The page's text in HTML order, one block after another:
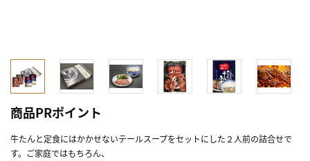
商品PRポイント
牛たんと定食にはかかせないテールスープをセットにした２人前の詰合せで
す。ご家庭ではもちろん、